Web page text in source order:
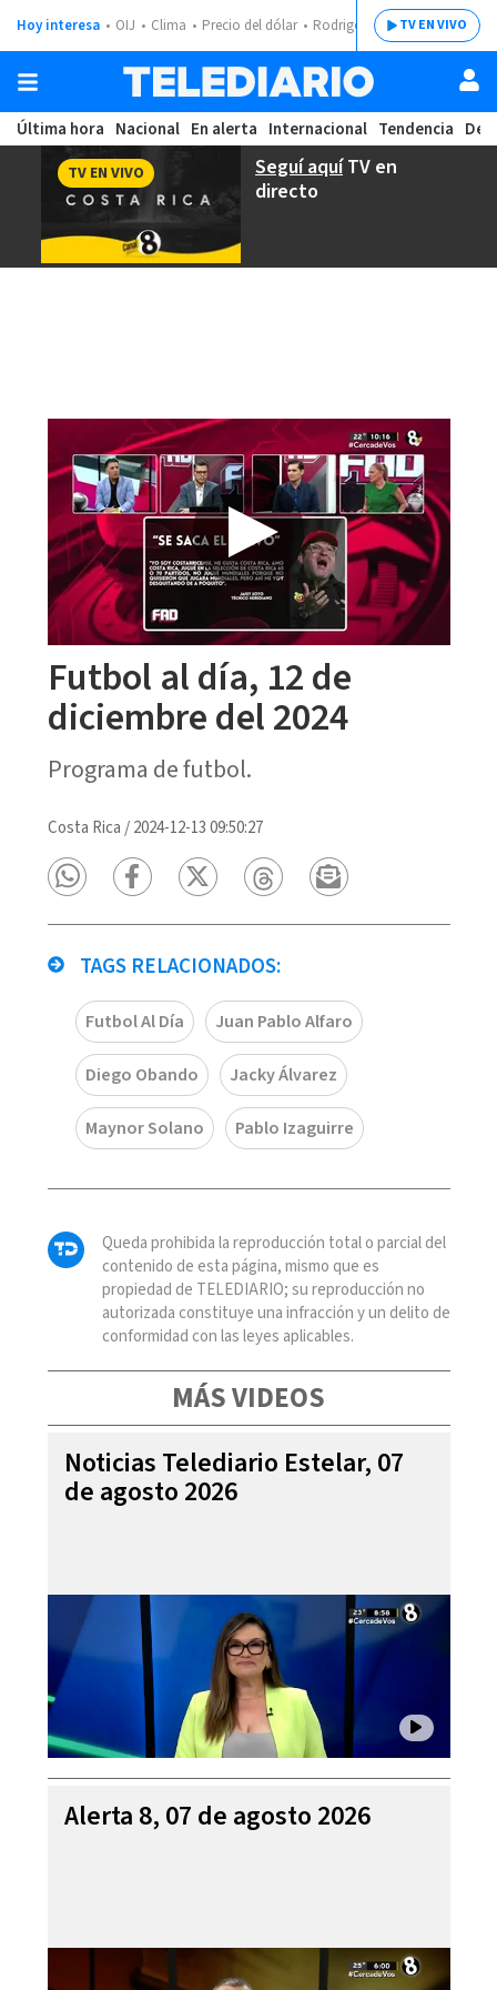
Hoy interesa OIJ Clima Precio del dólar Rodrigo ChavesTV EN VIVO
Última hora Nacional En alerta Internacional Tendencia
Seguí aquíTV en
directo
TV EN VIVO
Futbol al día, 12 de
diciembre del 2024
Programa de futbol.
Costa Rica /2024-12-13 09:50:27
TAGS RELACIONADOS:
Futbol Al Día Juan Pablo Alfaro
Diego Obando Jacky Álvarez
Maynor Solano Pablo Izaguirre
Queda prohibida la reproducción total o parcial del
contenido de esta página, mismo que es
propiedad de TELEDIARIO; su reproducción no
autorizada constituye una infracción y un delito de
conformidad con las leyes aplicables.
MÁS VIDEOS
Noticias Telediario Estelar, 07
de agosto 2026
Alerta 8, 07 de agosto 2026